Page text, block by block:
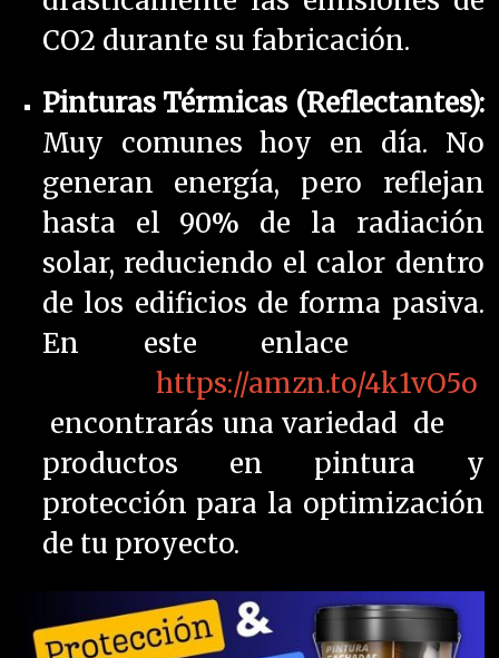
CO2 durante su fabricación.
Pinturas Térmicas (Reflectantes):
Muy comunes hoy en día. No
generan energía, pero reflejan
hasta el 90% de la radiación
solar, reduciendo el calor dentro
de los edificios de forma pasiva.
En este enlace
https://amzn.to/4k1vO5o
encontrarás una variedad de
productos en pintura y
protección para la optimización
de tu proyecto.